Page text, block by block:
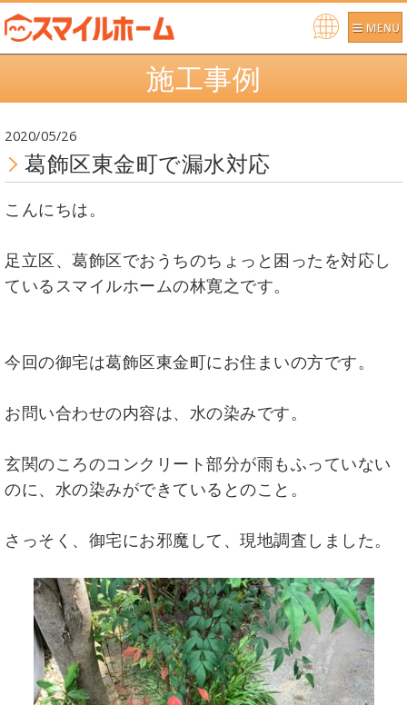
Po
re
施工事例
2020/05/26
葛飾区東金町で漏水対応
こんにちは。
足立区、葛飾区でおうちのちょっと困ったを対応し
ているスマイルホームの林寛之です。
今回の御宅は葛飾区東金町にお住まいの方です。
お問い合わせの内容は、水の染みです。
玄関のころのコンクリート部分が雨もふっていない
のに、水の染みができているとのこと。
さっそく、御宅にお邪魔して、現地調査しました。